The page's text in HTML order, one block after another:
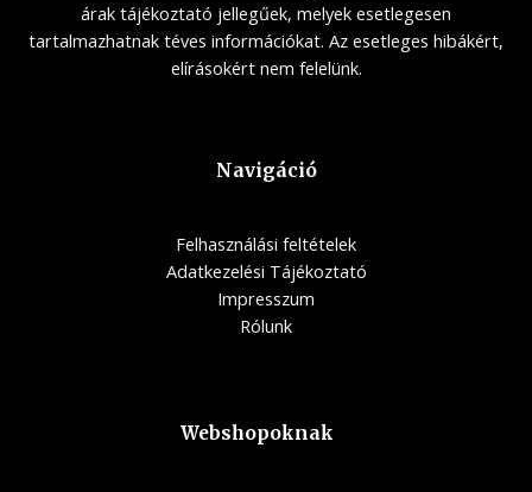
árak tájékoztató jellegűek, melyek esetlegesen
tartalmazhatnak téves információkat. Az esetleges hibákért,
elírásokért nem felelünk.
Navigáció
Felhasználási feltételek
Adatkezelési Tájékoztató
Impresszum
Rólunk
Webshopoknak